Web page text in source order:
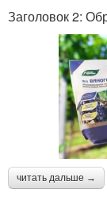
Заголовок 2:
читать дальше →